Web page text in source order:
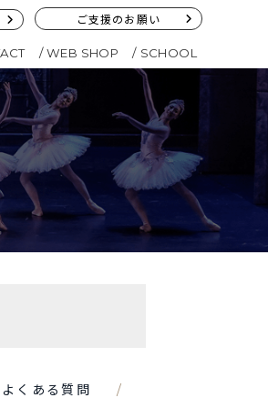
ご支援のお願い
WEB SHOP SCHOOL
よくある質問